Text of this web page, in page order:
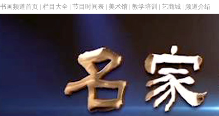
书画频道首页 | 栏目大全 | 节目时间表 | 美术馆 | 教学培训 | 艺商城 | 频道介绍